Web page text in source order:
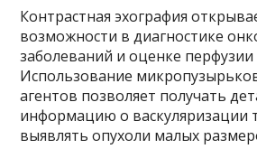
Контрастная эхография
возможности в диагностике
заболеваний и оценке перфузии
Использование
агентов позволяет получать
информацию о васкуляризации
выявлять опухоли малых